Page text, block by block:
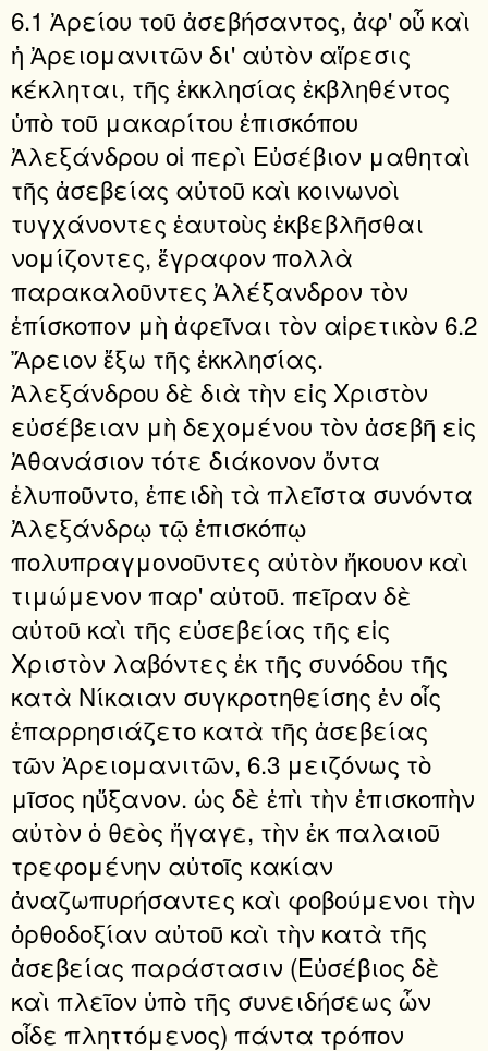
6.1 Ἀρείου τοῦ ἀσεβήσαντος, ἀφ' οὗ καὶ
ἡ Ἀρειομανιτῶν δι' αὐτὸν αἵρεσις
κέκληται, τῆς ἐκκλησίας ἐκβληθέντος
ὑπὸ τοῦ μακαρίτου ἐπισκόπου
Ἀλεξάνδρου οἱ περὶ Εὐσέβιον μαθηταὶ
τῆς ἀσεβείας αὐτοῦ καὶ κοινωνοὶ
τυγχάνοντες ἑαυτοὺς ἐκβεβλῆσθαι
νομίζοντες, ἔγραφον πολλὰ
παρακαλοῦντες Ἀλέξανδρον τὸν
ἐπίσκοπον μὴ ἀφεῖναι τὸν αἱρετικὸν 6.2
Ἄρειον ἔξω τῆς ἐκκλησίας.
Ἀλεξάνδρου δὲ διὰ τὴν εἰς Χριστὸν
εὐσέβειαν μὴ δεχομένου τὸν ἀσεβῆ εἰς
Ἀθανάσιον τότε διάκονον ὄντα
ἐλυποῦντο, ἐπειδὴ τὰ πλεῖστα συνόντα
Ἀλεξάνδρῳ τῷ ἐπισκόπῳ
πολυπραγμονοῦντες αὐτὸν ἤκουον καὶ
τιμώμενον παρ' αὐτοῦ. πεῖραν δὲ
αὐτοῦ καὶ τῆς εὐσεβείας τῆς εἰς
Χριστὸν λαβόντες ἐκ τῆς συνόδου τῆς
κατὰ Νίκαιαν συγκροτηθείσης ἐν οἷς
ἐπαρρησιάζετο κατὰ τῆς ἀσεβείας
τῶν Ἀρειομανιτῶν, 6.3 μειζόνως τὸ
μῖσος ηὔξανον. ὡς δὲ ἐπὶ τὴν ἐπισκοπὴν
αὐτὸν ὁ θεὸς ἤγαγε, τὴν ἐκ παλαιοῦ
τρεφομένην αὐτοῖς κακίαν
ἀναζωπυρήσαντες καὶ φοβούμενοι τὴν
ὀρθοδοξίαν αὐτοῦ καὶ τὴν κατὰ τῆς
ἀσεβείας παράστασιν (Εὐσέβιος δὲ
καὶ πλεῖον ὑπὸ τῆς συνειδήσεως ὧν
οἶδε πληττόμενος) πάντα τρόπον